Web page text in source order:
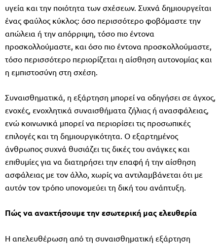
υγεία και την ποιότητα των σχέσεων. Συχνά δημιουργείται
ένας φαύλος κύκλος: όσο περισσότερο φοβόμαστε την
απώλεια ή την απόρριψη, τόσο πιο έντονα
προσκολλούμαστε, και όσο πιο έντονα προσκολλούμαστε,
τόσο περισσότερο περιορίζεται η αίσθηση αυτονομίας και
η εμπιστοσύνη στη σχέση.
Συναισθηματικά, η εξάρτηση μπορεί να οδηγήσει σε άγχος,
ενοχές, ενοχλητικά συναισθήματα ζήλιας ή ανασφάλειας,
ενώ κοινωνικά μπορεί να περιορίσει τις προσωπικές
επιλογές και τη δημιουργικότητα. Ο εξαρτημένος
άνθρωπος συχνά θυσιάζει τις δικές του ανάγκες και
επιθυμίες για να διατηρήσει την επαφή ή την αίσθηση
ασφάλειας με τον άλλο, χωρίς να αντιλαμβάνεται ότι με
αυτόν τον τρόπο υπονομεύει τη δική του ανάπτυξη.
Πώς να ανακτήσουμε την εσωτερική μας ελευθερία
Η απελευθέρωση από τη συναισθηματική εξάρτηση